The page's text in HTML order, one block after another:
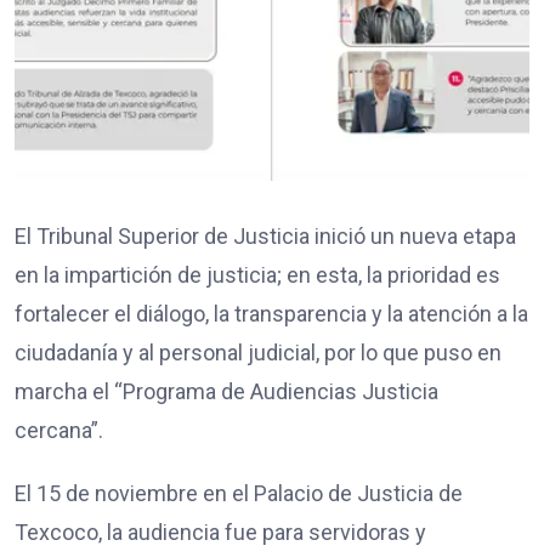
El Tribunal Superior de Justicia inició un nueva etapa
en la impartición de justicia; en esta, la prioridad es
fortalecer el diálogo, la transparencia y la atención a la
ciudadanía y al personal judicial, por lo que puso en
marcha el “Programa de Audiencias Justicia
cercana”.
El 15 de noviembre en el Palacio de Justicia de
Texcoco, la audiencia fue para servidoras y